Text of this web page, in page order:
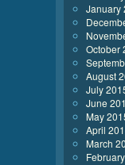
January
October
August
July
June
May
April
March